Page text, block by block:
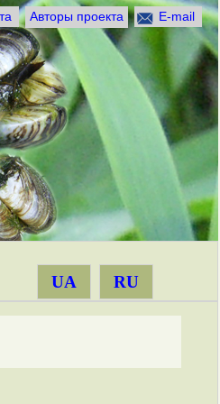
Авторы проекта E-mail
UA RU